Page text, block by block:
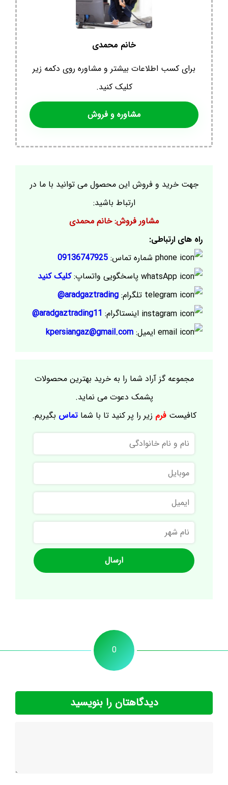
خانم محمدی
برای کسب اطلاعات بیشتر و مشاوره روی دکمه زیر
کلیک کنید.
مشاوره و فروش
جهت خرید و فروش این محصول می توانید با ما در
ارتباط باشید:
مشاور فروش: خانم محمدی
راه های ارتباطی:
شماره تماس: 09136747925
پاسخگویی واتساپ:کلیک کنید
تلگرام: aradgaztrading@
اینستاگرام: aradgaztrading11@
ایمیل: kpersiangaz@gmail.com
مجموعه گز آراد شما را به خرید بهترین محصولات
پشمک دعوت می نماید.
کافیستفرم زیر را پر کنید تا با شماتماس بگیریم.
نام
و
نام
خانوادگی
موبایل
ایمیل
نام
شهر
0
دیدگاهتان را بنویسید